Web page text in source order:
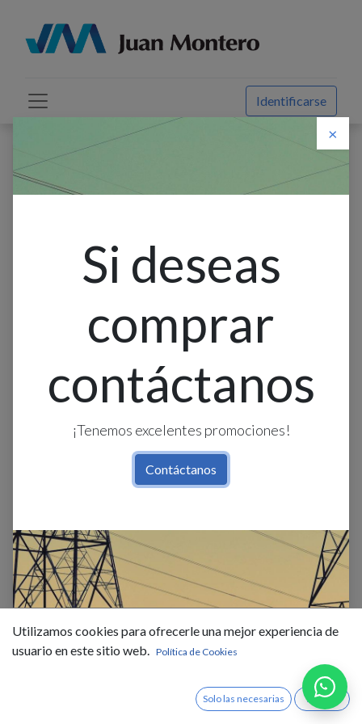
Identificarse
×
Si deseas
comprar
contáctanos
¡Tenemos excelentes promociones!
Contáctanos
Todos los productos
Bandeja Met.T/Escalera S/T
300X80Mm X 2.40M Beaucoup
$39,40 IVA Incluido
Utilizamos cookies para ofrecerle una mejor experiencia de
usuario en este sitio web. Política de Cookies
Solo las necesarias Acepto